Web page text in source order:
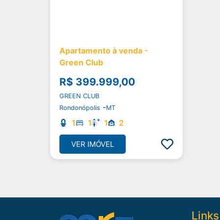
Apartamento à venda -
Green Club
R$ 399.999,00
GREEN CLUB
Rondonópolis -MT
1 1 1 2
VER IMÓVEL